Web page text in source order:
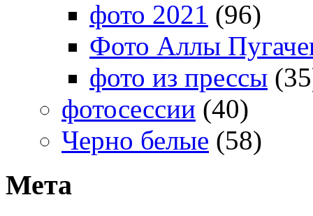
фото 2021 (96)
Фото Аллы
фото из прессы
фотосессии (40)
Черно белые (58)
Мета